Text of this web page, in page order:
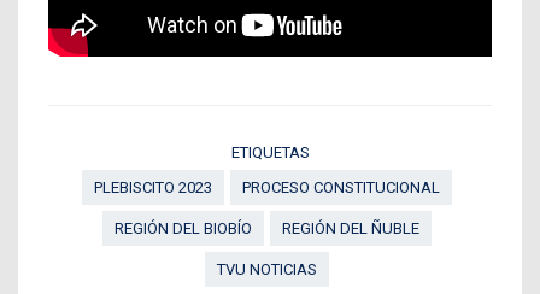
ETIQUETAS
PLEBISCITO 2023
PROCESO CONSTITUCIONAL
REGIÓN DEL BIOBÍO REGIÓN DEL ÑUBLE
TVU NOTICIAS